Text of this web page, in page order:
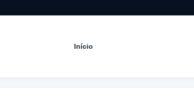
Início